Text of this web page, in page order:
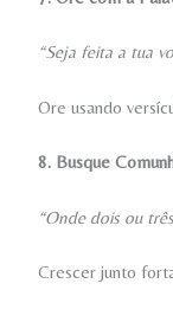
“Seja feita a tua
Ore usando
8. Busque
“Onde dois ou
Crescer junto